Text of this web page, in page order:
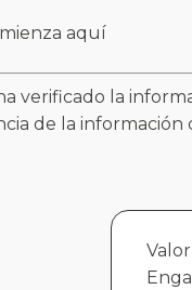
aquí
verificado la
de la información